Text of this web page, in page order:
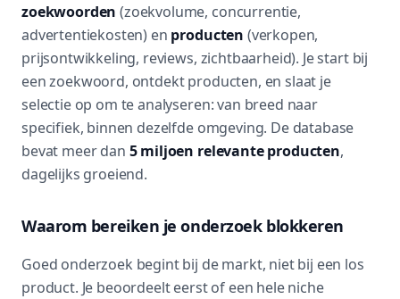
zoekwoorden (zoekvolume, concurrentie,
advertentiekosten) en producten (verkopen,
prijsontwikkeling, reviews, zichtbaarheid). Je start bij
een zoekwoord, ontdekt producten, en slaat je
selectie op om te analyseren: van breed naar
specifiek, binnen dezelfde omgeving. De database
bevat meer dan 5 miljoen relevante producten,
dagelijks groeiend.
Waarom bereiken je onderzoek blokkeren
Goed onderzoek begint bij de markt, niet bij een los
product. Je beoordeelt eerst of een hele niche